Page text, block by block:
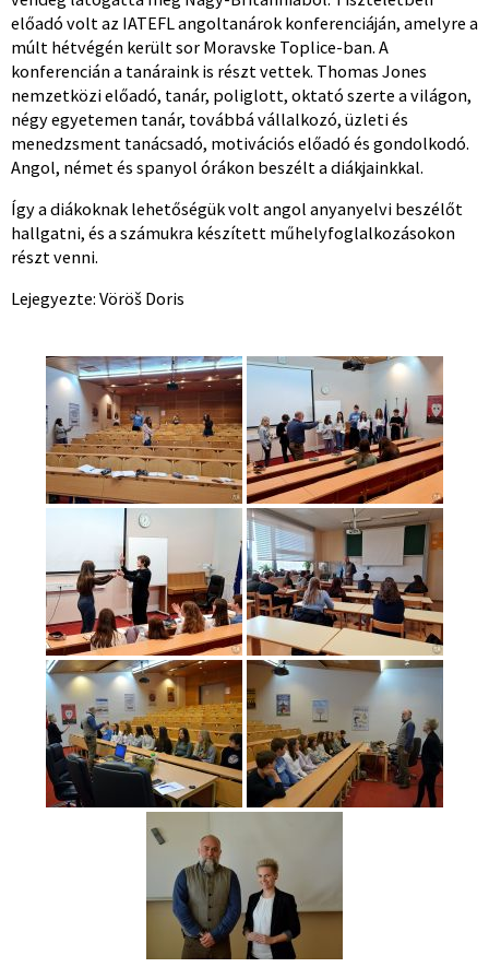
előadó volt az IATEFL angoltanárok konferenciáján, amelyre a
múlt hétvégén került sor Moravske Toplice-ban. A
konferencián a tanáraink is részt vettek. Thomas Jones
nemzetközi előadó, tanár, poliglott, oktató szerte a világon,
négy egyetemen tanár, továbbá vállalkozó, üzleti és
menedzsment tanácsadó, motivációs előadó és gondolkodó.
Angol, német és spanyol órákon beszélt a diákjainkkal.
Így a diákoknak lehetőségük volt angol anyanyelvi beszélőt
hallgatni, és a számukra készített műhelyfoglalkozásokon
részt venni.
Lejegyezte: Vöröš Doris